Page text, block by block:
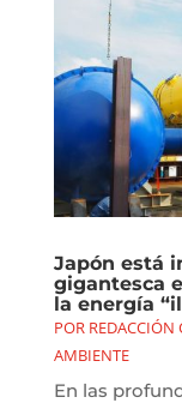
Japón está
gigantesca
la energía
POR REDACCIÓN
AMBIENTE
En las